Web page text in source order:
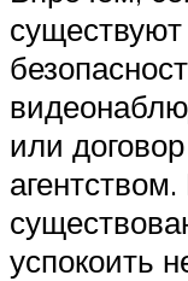
или
успокоить